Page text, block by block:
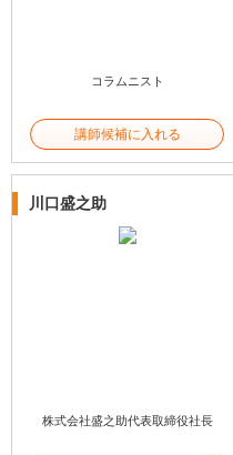
コラムニスト
講師候補に入れる
川口盛之助
株式会社盛之助代表取締役社長